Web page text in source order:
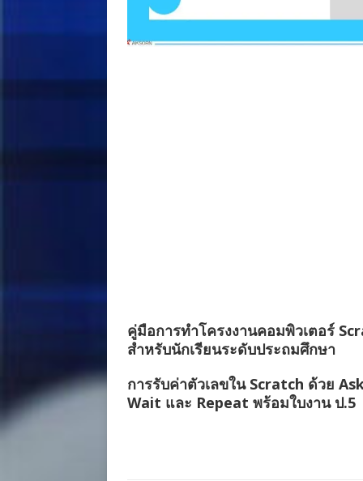
คู่มือการทำโครงงานคอมพิวเตอร์
สำหรับนักเรียนระดับประถมศึกษา
การรับค่าตัวเลขใน Scratch ด้วย
Wait และ Repeat พร้อมใบงาน ป.5